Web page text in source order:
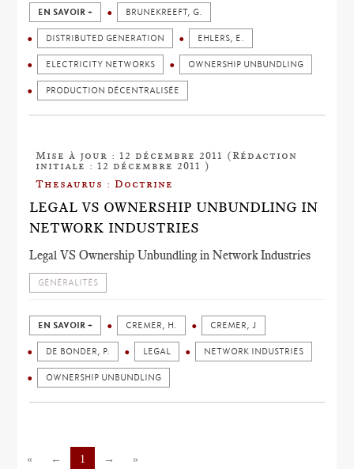
EN SAVOIR + BRUNEKREEFT, G.
DISTRIBUTED GENERATION EHLERS, E.
ELECTRICITY NETWORKS OWNERSHIP UNBUNDLING
PRODUCTION DÉCENTRALISÉE
Mise à jour : 12 décembre 2011 (Rédaction
initiale : 12 décembre 2011 )
Thesaurus : Doctrine
LEGAL VS OWNERSHIP UNBUNDLING IN
NETWORK INDUSTRIES
Legal VS Ownership Unbundling in Network Industries
GÉNÉRALITÉS
EN SAVOIR + CREMER, H. CREMER, J
DE BONDER, P. LEGAL NETWORK INDUSTRIES
OWNERSHIP UNBUNDLING
« ← 1 → »